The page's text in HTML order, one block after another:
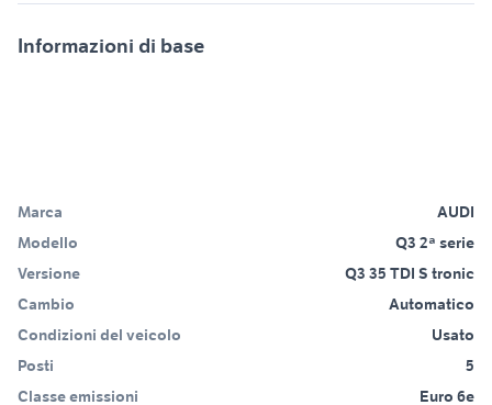
Informazioni di base
Marca
AUDI
Modello
Q3 2ª serie
Versione
Q3 35 TDI S tronic
Cambio
Automatico
Condizioni del veicolo
Usato
Posti
5
Classe emissioni
Euro 6e